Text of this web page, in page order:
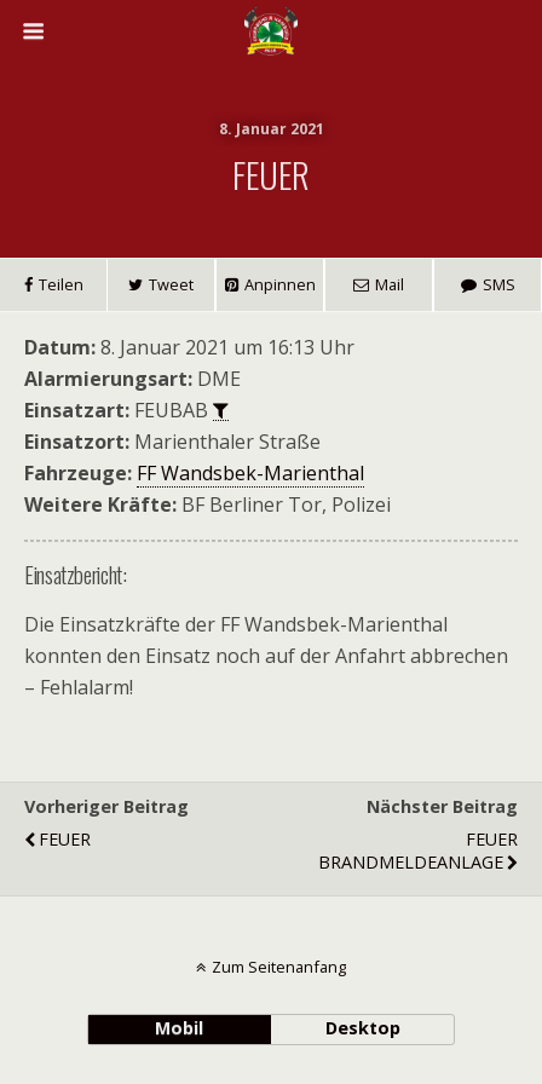
8. Januar 2021
FEUER
Teilen Tweet Anpinnen Mail SMS
Datum:8. Januar 2021 um 16:13 Uhr
Alarmierungsart: DME
Einsatzart: FEUBAB
Einsatzort: Marienthaler Straße
Fahrzeuge: FF Wandsbek-Marienthal
Weitere Kräfte: BF Berliner Tor, Polizei
Einsatzbericht:
Die Einsatzkräfte der FF Wandsbek-Marienthal
konnten den Einsatz noch auf der Anfahrt abbrechen
– Fehlalarm!
Vorheriger Beitrag
FEUER
Nächster Beitrag
FEUER
BRANDMELDEANLAGE
Zum Seitenanfang
Mobil Desktop